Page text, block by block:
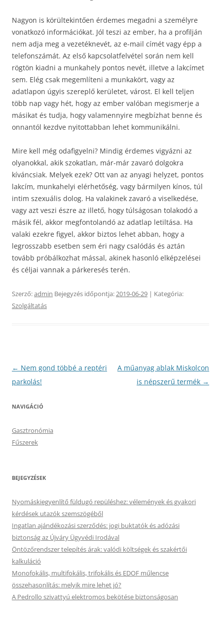
Nagyon is körültekintően érdemes megadni a személyre
vonatkozó információkat. Jól teszi az ember, ha a profilján
nem adja meg a vezetéknevét, az e-mail címét vagy épp a
telefonszámát. Az első kapcsolatfelvétel során nem kell
rögtön kiadni a munkahely pontos nevét, illetve a lakcímet
sem. Elég csak megemlíteni a munkakört, vagy az
adatlapon úgyis szereplő kerületet, várost. El kell teljen
több nap vagy hét, hogy az ember valóban megismerje a
másikat és tudja, hogy valamennyire megbízhat benne és
onnantól kezdve nyitottabban lehet kommunikálni.
Mire kell még odafigyelni? Mindig érdemes vigyázni az
olyanokkal, akik szokatlan, már-már zavaró dolgokra
kíváncsiak. Melyek ezek? Ott van az anyagi helyzet, pontos
lakcím, munkahelyi elérhetőség, vagy bármilyen kínos, túl
intim szexuális dolog. Ha valakinek zavaró a viselkedése,
vagy azt veszi észre az illető, hogy túlságosan tolakodó a
másik fél, akkor megfontolandó az adatlap letiltása. Ha
valaki ezekre figyel, akkor biztos lehet abban, hogy a
legrosszabb esetben sem éri nagy csalódás és aztán
tovább próbálkozhat mással, akinek hasonló elképzelései
és céljai vannak a párkeresés terén.
Szerző:admin Bejegyzés időpontja:2019-06-29 | Kategória:
Szolgáltatás
Bejegyzés
navigáció
← Nem gond többé a reptéri
parkolás!
A műanyag ablak Miskolcon
is népszerű termék →
NAVIGÁCIÓ
Gasztronómia
Fűszerek
BEJEGYZÉSEK
Nyomáskiegyenlítő füldugó repüléshez: vélemények és gyakori
kérdések utazók szemszögéből
Ingatlan ajándékozási szerződés: jogi buktatók és adózási
biztonság az Újváry Ügyvédi Irodával
Öntözőrendszer telepítés árak: valódi költségek és szakértői
kalkuláció
Monofokális, multifokális, trifokális és EDOF műlencse
összehasonlítás: melyik mire lehet jó?
A Pedrollo szivattyú elektromos bekötése biztonságosan